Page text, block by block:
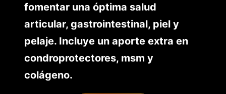
fomentar una óptima salud
articular, gastrointestinal, piel y
pelaje. Incluye un aporte extra en
condroprotectores, msm y
colágeno.